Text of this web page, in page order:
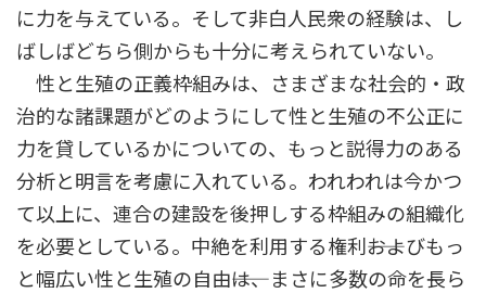
に力を与えている。そして非白人民衆の経験は、し
ばしばどちら側からも十分に考えられていない。
性と生殖の正義枠組みは、さまざまな社会的・政
治的な諸課題がどのようにして性と生殖の不公正に
力を貸しているかについての、もっと説得力のある
分析と明言を考慮に入れている。われわれは今かつ
て以上に、連合の建設を後押しする枠組みの組織化
を必要としている。中絶を利用する権利――およびもっ
と幅広い性と生殖の自由――は、まさに多数の命を長ら